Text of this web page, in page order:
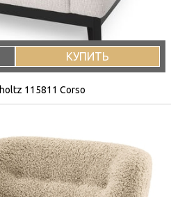
КУПИТЬ
115811 Corso